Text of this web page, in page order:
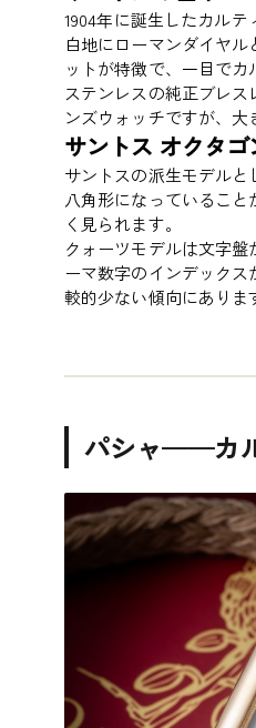
1904年に誕生したカル
白地にローマンダイヤ
ットが特徴で、一目でカ
ステンレスの純正ブレ
ンズウォッチですが、
サントス オクタゴ
サントスの派生モデル
八角形になっているこ
く見られます。
クォーツモデルは文字
ーマ数字のインデック
較的少ない傾向にありま
パシャ——カ